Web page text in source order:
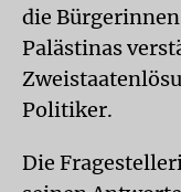
die
Palästinas
Politiker.
Die